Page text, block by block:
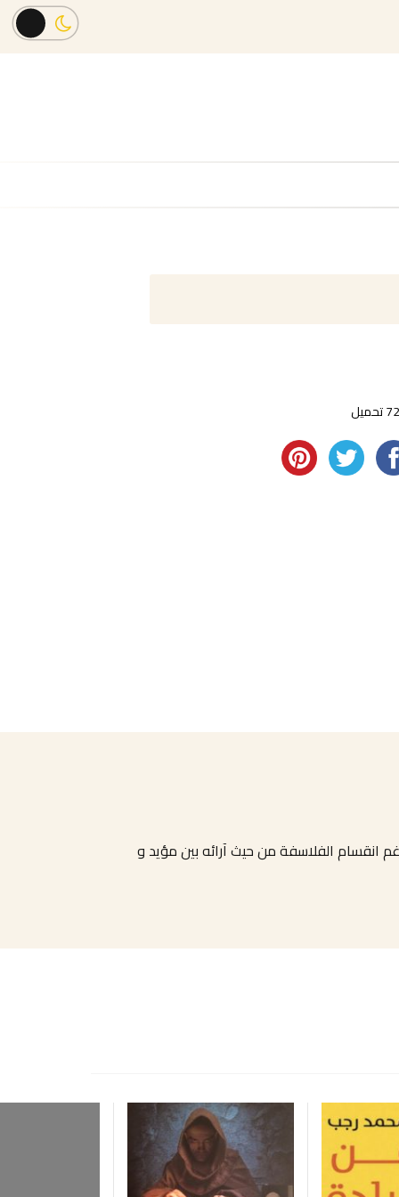
انقسام الفلاسفة من حيث آرائه بين مؤيد و